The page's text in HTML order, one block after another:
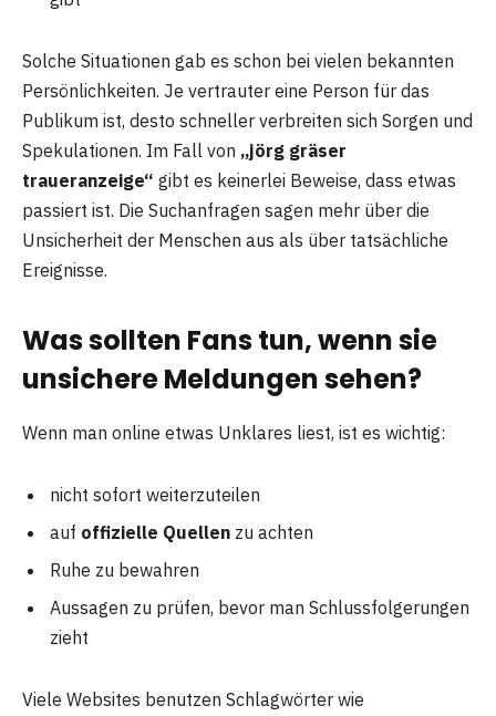
Solche Situationen gab es schon bei vielen bekannten
Persönlichkeiten. Je vertrauter eine Person für das
Publikum ist, desto schneller verbreiten sich Sorgen und
Spekulationen. Im Fall von „jörg gräser
traueranzeige“ gibt es keinerlei Beweise, dass etwas
passiert ist. Die Suchanfragen sagen mehr über die
Unsicherheit der Menschen aus als über tatsächliche
Ereignisse.
Was sollten Fans tun, wenn sie
unsichere Meldungen sehen?
Wenn man online etwas Unklares liest, ist es wichtig:
nicht sofort weiterzuteilen
auf offizielle Quellen zu achten
Ruhe zu bewahren
Aussagen zu prüfen, bevor man Schlussfolgerungen
zieht
Viele Websites benutzen Schlagwörter wie